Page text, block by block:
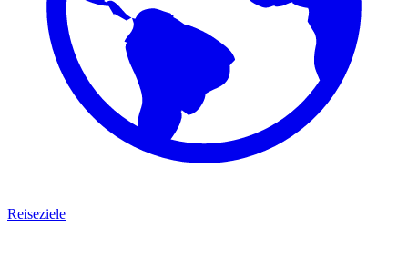
Reiseziele